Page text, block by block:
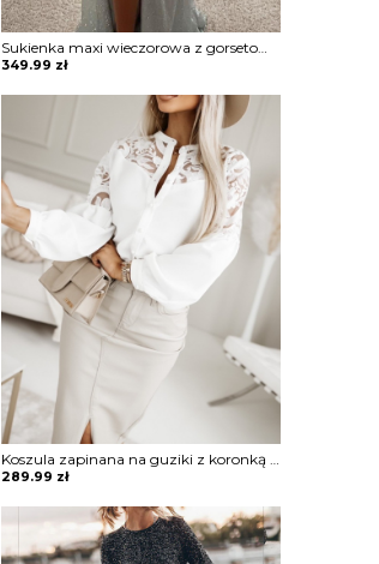
Sukienka maxi wieczorowa z gorsetowym topem Alija
349.99 zł
Koszula zapinana na guziki z koronką Sae
289.99 zł